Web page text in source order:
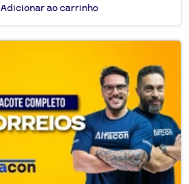
Adicionar ao carrinho